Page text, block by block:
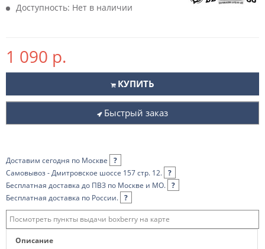
Доступность: Нет в наличии
1 090 р.
КУПИТЬ
Быстрый заказ
Доставим сегодня по Москве
?
Самовывоз - Дмитровское шоссе 157 стр. 12. ?
Бесплатная доставка до ПВЗ по Москве и МО. ?
Бесплатная доставка по России. ?
Посмотреть пункты выдачи boxberry на карте
Описание